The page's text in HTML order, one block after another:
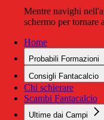
Mentre navighi
schermo per tornare
Home
Probabili Formazioni
Consigli Fantacalcio
Chi schierare
Scambi Fantacalcio
Ultime dai Campi